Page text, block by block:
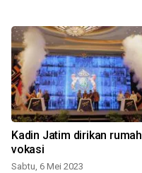
Kadin Jatim dirikan rumah
vokasi
Sabtu, 6 Mei 2023